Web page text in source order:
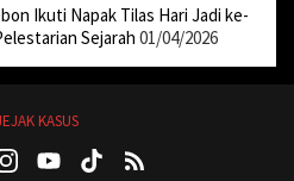
Ikuti Napak Tilas Hari Jadi ke-
Sejarah 01/04/2026